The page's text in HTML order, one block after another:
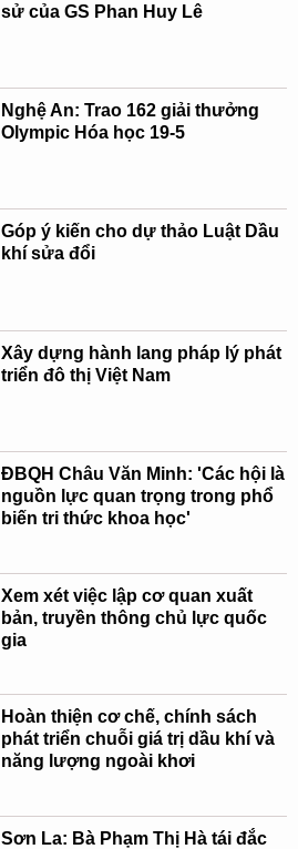
sử của GS Phan Huy Lê
Nghệ An: Trao 162 giải thưởng
Olympic Hóa học 19-5
Góp ý kiến cho dự thảo Luật Dầu
khí sửa đổi
Xây dựng hành lang pháp lý phát
triển đô thị Việt Nam
ĐBQH Châu Văn Minh: 'Các hội là
nguồn lực quan trọng trong phổ
biến tri thức khoa học'
Xem xét việc lập cơ quan xuất
bản, truyền thông chủ lực quốc
gia
Hoàn thiện cơ chế, chính sách
phát triển chuỗi giá trị dầu khí và
năng lượng ngoài khơi
Sơn La: Bà Phạm Thị Hà tái đắc